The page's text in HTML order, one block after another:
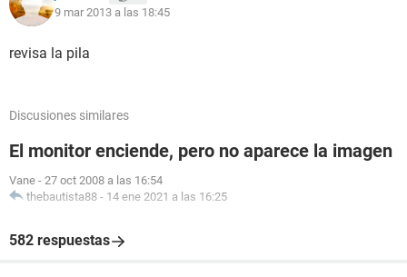
9 mar 2013 a las 18:45
revisa la pila
Discusiones similares
El monitor enciende, pero no aparece la imagen
Vane - 27 oct 2008 a las 16:54
thebautista88 - 14 ene 2021 a las 16:25
582 respuestas